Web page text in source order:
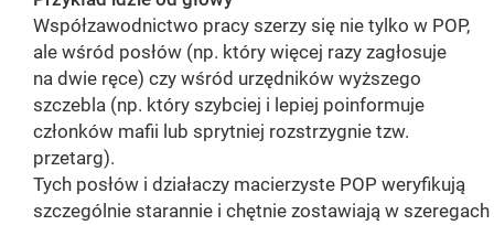
Współzawodnictwo pracy szerzy się nie tylko w POP,
ale wśród posłów (np. który więcej razy zagłosuje
na dwie ręce) czy wśród urzędników wyższego
szczebla (np. który szybciej i lepiej poinformuje
członków mafii lub sprytniej rozstrzygnie tzw.
przetarg).
Tych posłów i działaczy macierzyste POP weryfikują
szczególnie starannie i chętnie zostawiają w szeregach